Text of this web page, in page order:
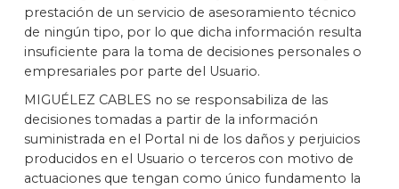
prestación de un servicio de asesoramiento técnico
de ningún tipo, por lo que dicha información resulta
insuficiente para la toma de decisiones personales o
empresariales por parte del Usuario.
MIGUÉLEZ CABLES no se responsabiliza de las
decisiones tomadas a partir de la información
suministrada en el Portal ni de los daños y perjuicios
producidos en el Usuario o terceros con motivo de
actuaciones que tengan como único fundamento la